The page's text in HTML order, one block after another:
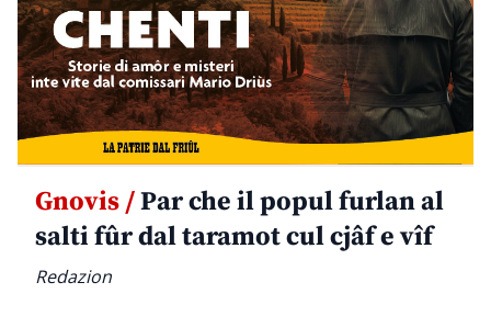
Gnovis /Par che il popul furlan al
salti fûr dal taramot cul cjâf e vîf
Redazion